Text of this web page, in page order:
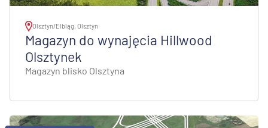
Olsztyn/Elbląg, Olsztyn
Magazyn do wynajęcia Hillwood
Olsztynek
Magazyn blisko Olsztyna